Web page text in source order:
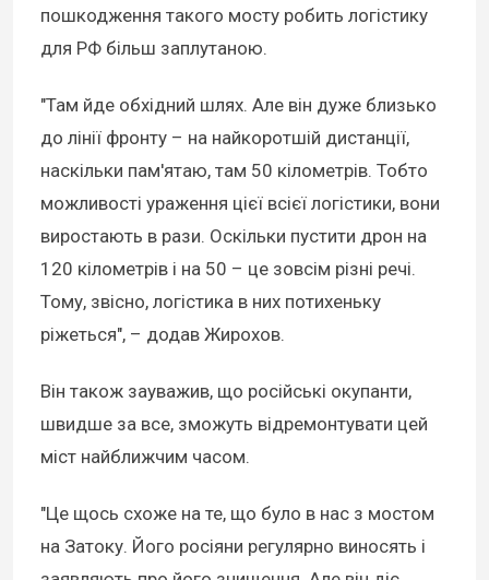
пошкодження такого мосту робить логістику
для РФ більш заплутаною.
"Там йде обхідний шлях. Але він дуже близько
до лінії фронту – на найкоротшій дистанції,
наскільки пам'ятаю, там 50 кілометрів. Тобто
можливості ураження цієї всієї логістики, вони
виростають в рази. Оскільки пустити дрон на
120 кілометрів і на 50 – це зовсім різні речі.
Тому, звісно, логістика в них потихеньку
ріжеться", – додав Жирохов.
Він також зауважив, що російські окупанти,
швидше за все, зможуть відремонтувати цей
міст найближчим часом.
"Це щось схоже на те, що було в нас з мостом
на Затоку. Його росіяни регулярно виносять і